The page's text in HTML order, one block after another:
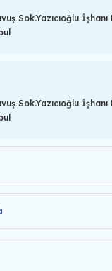
Sok.Yazıcıoğlu
Sok.Yazıcıoğlu